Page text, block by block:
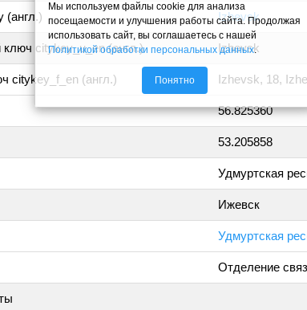
(англ.) Izhevsk
citykey_u_en (англ.) Izhevsk
citykey_f_en (англ.) Izhevsk, 18,
56.825360
53.205858
Удмуртская
Ижевск
Удмуртская
Отделение
Мы используем файлы cookie для анализа
посещаемости и улучшения работы сайта. Продолжая
использовать сайт, вы соглашаетесь с нашей
Политикой обработки персональных данных.
Понятно